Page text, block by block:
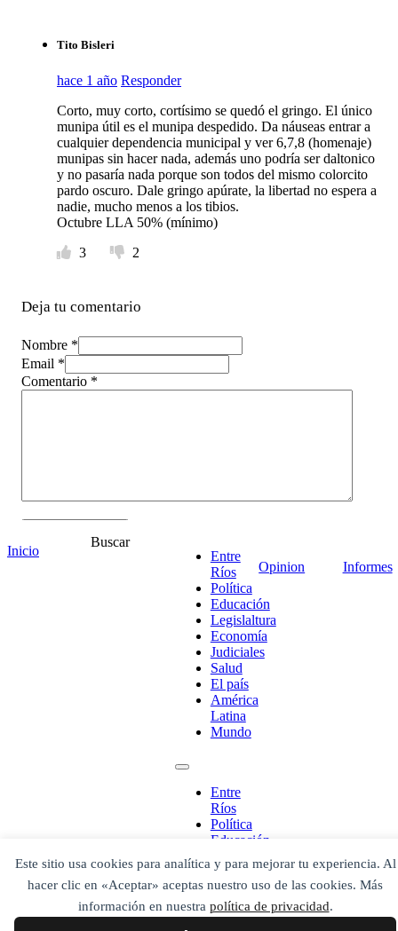
Este sitio usa cookies para analítica y para mejorar tu experiencia. Al
hacer clic en «Aceptar» aceptas nuestro uso de las cookies. Más
información en nuestra política de privacidad.
Tito Bisleri
hace 1 año Responder
Corto, muy corto, cortísimo se quedó el gringo. El único
munipa útil es el munipa despedido. Da náuseas entrar a
cualquier dependencia municipal y ver 6,7,8 (homenaje)
munipas sin hacer nada, además uno podría ser daltonico
y no pasaría nada porque son todos del mismo colorcito
pardo oscuro. Dale gringo apúrate, la libertad no espera a
nadie, mucho menos a los tibios.
Octubre LLA 50% (mínimo)
3
2
Deja tu comentario
Nombre *
Email *
Comentario *
Inicio
Buscar
Entre
Ríos
Política
Educación
Legislaltura
Economía
Judiciales
Salud
El país
América
Latina
Mundo
Entre
Ríos
Política
Educación
Legislaltura
Economía
Judiciales
Salud
El país
Opinion Informes
¡Ponete en contacto!
Escribe aquí abajo lo que desees buscar